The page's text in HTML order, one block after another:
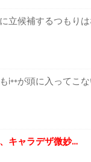
i++が頭に入ってこ
キャラデザ微妙…